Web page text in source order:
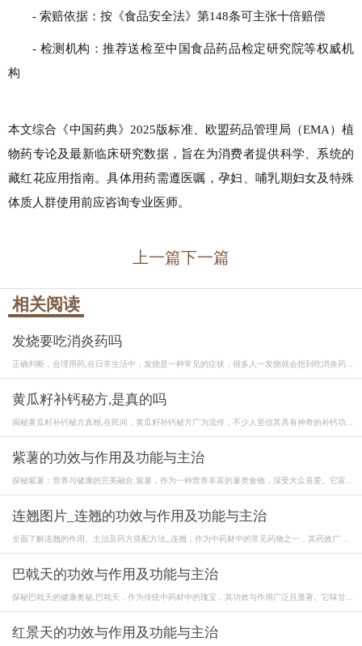
- 索赔依据：按《食品安全法》第148条可主张十倍赔偿
- 检测机构：推荐送检至中国食品药品检定研究院等权威机
构
本文综合《中国药典》2025版标准、欧盟药品管理局（EMA）植
物药专论及最新临床研究数据，旨在为消费者提供科学、系统的
藏红花应用指南。具体用药需遵医嘱，孕妇、哺乳期妇女及特殊
体质人群使用前应咨询专业医师。
上一篇下一篇
相关阅读
发烧要吃消炎药吗
正确判断，合理用药,在日常生活中，发烧是一种常见的症状，很多人一发烧就会想到吃消炎药...
黄瓜籽补钙秘方,是真的吗
揭秘黄瓜籽补钙秘方真相,在民间，黄瓜籽补钙秘方广为流传，不少人坚信其具有神奇的补钙功...
紫薯的功效与作用及功能与主治
探秘紫薯：营养与健康的完美融合,紫薯，作为一种营养丰富的薯类食物，深受大众喜爱。它富...
连翘图片_连翘的功效与作用及功能与主治
全面了解连翘的作用、主治及药方搭配方法,,连翘，作为中药材中的常见药物之一，其药效广
巴戟天的功效与作用及功能与主治
探秘巴戟天的健康奥秘,巴戟天，作为传统中药材中的瑰宝，其功效与作用广泛且显著。它味甘...
红景天的功效与作用及功能与主治